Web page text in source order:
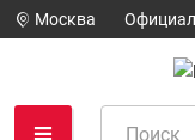
Москва